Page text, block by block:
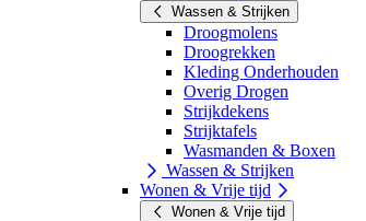
Wassen & Strijken
Droogmolens
Droogrekken
Kleding Onderhouden
Overig Drogen
Strijkdekens
Strijktafels
Wasmanden & Boxen
Wassen & Strijken
Wonen & Vrije tijd
Wonen & Vrije tijd